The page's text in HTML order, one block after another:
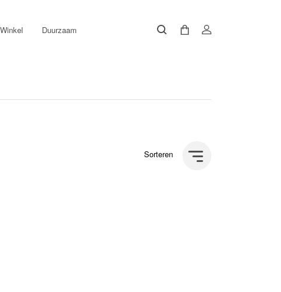
Winkel Duurzaam
Sorteren